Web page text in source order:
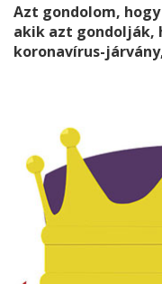
Azt gondolom,
akik azt gondolják,
koronavírus-